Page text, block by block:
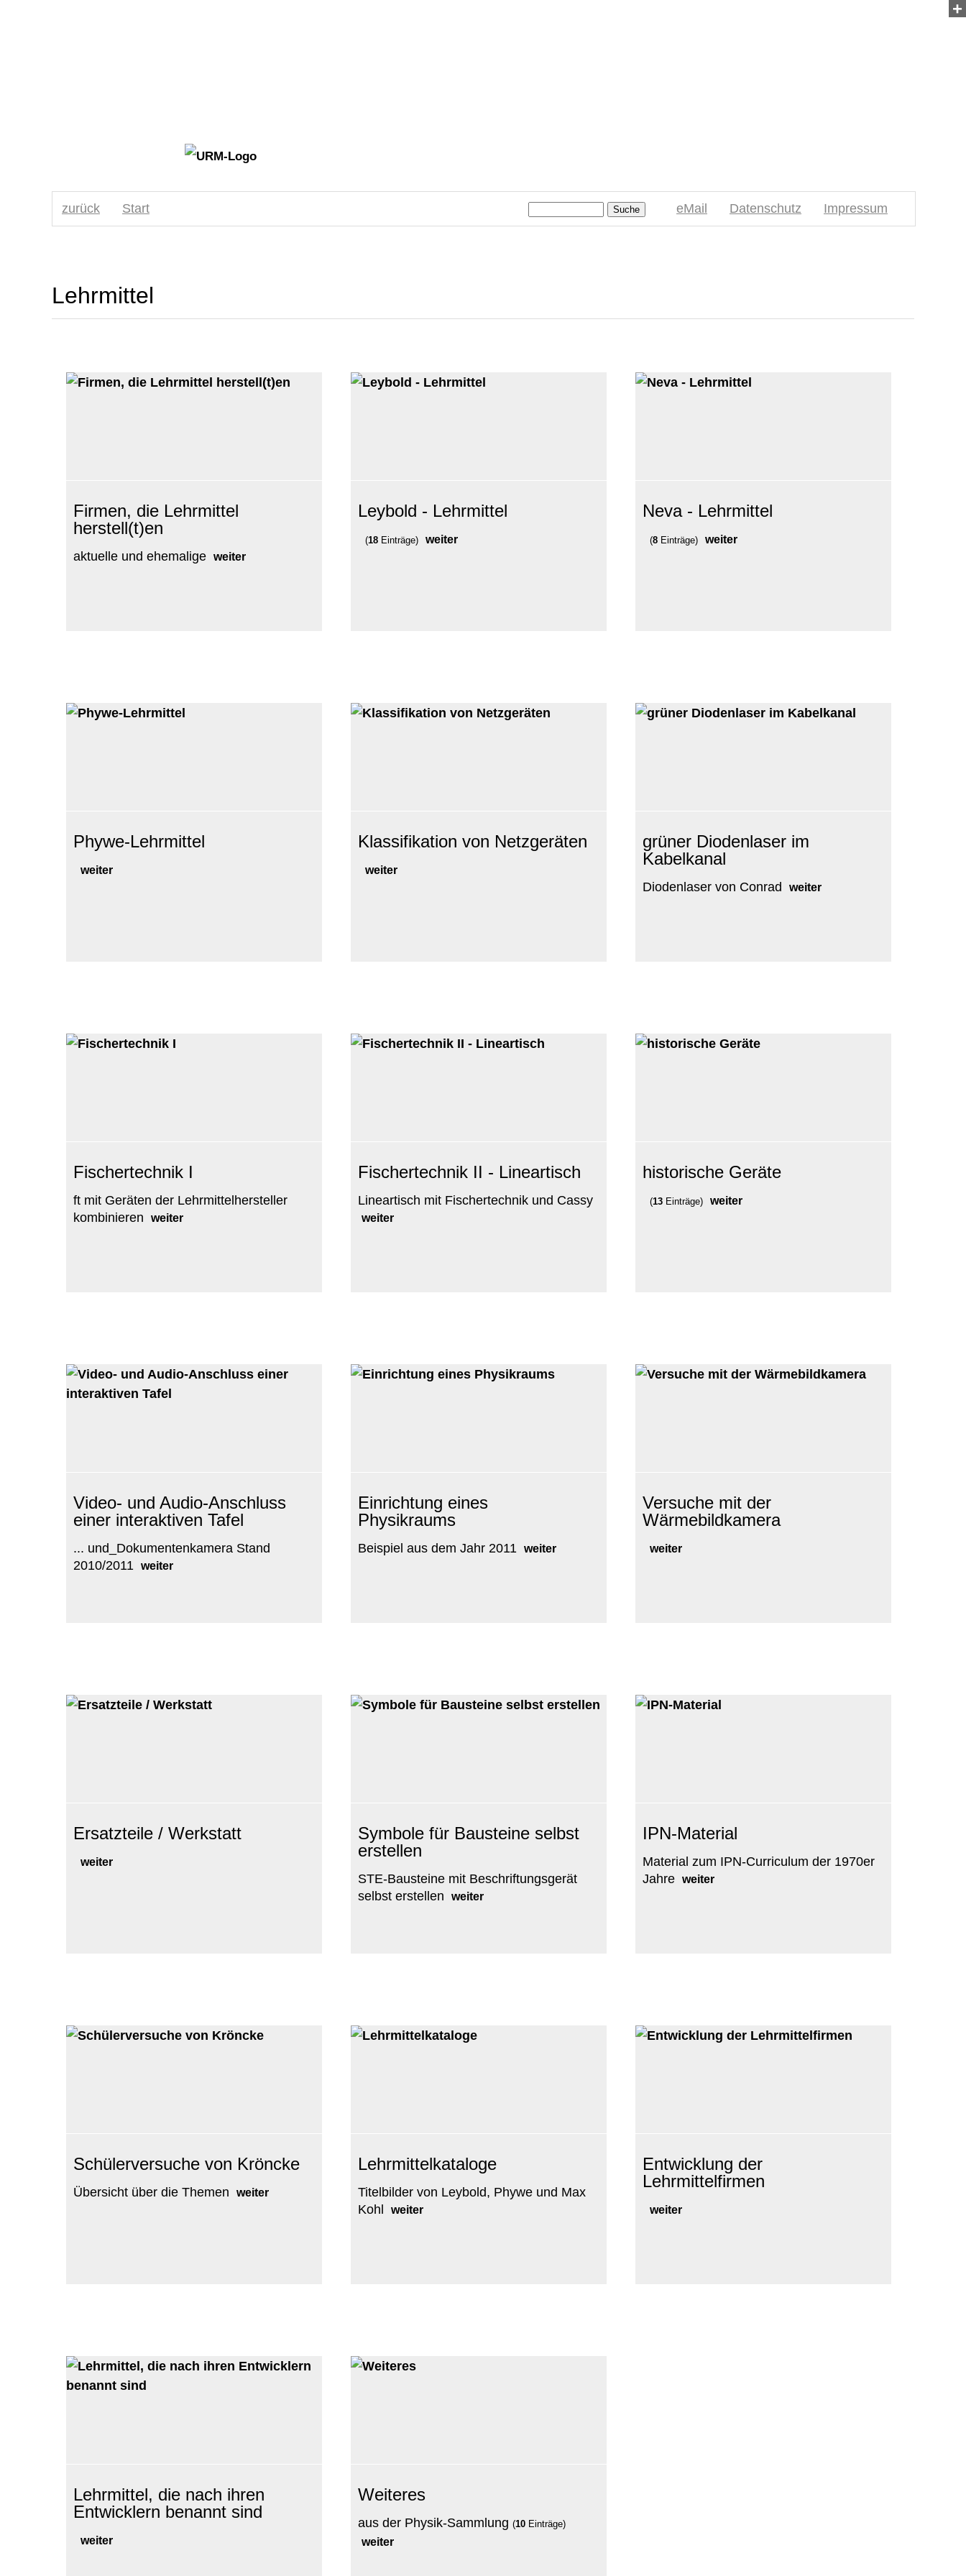
+
eMail Datenschutz Impressum
zurück Start
Lehrmittel
Firmen, die Lehrmittel
herstell(t)en
aktuelle und ehemalige weiter
Leybold - Lehrmittel
(18 Einträge) weiter
Neva - Lehrmittel
(8 Einträge) weiter
Phywe-Lehrmittel
weiter
Klassifikation von Netzgeräten
weiter
grüner Diodenlaser im
Kabelkanal
Diodenlaser von Conrad weiter
Fischertechnik I
ft mit Geräten der Lehrmittelhersteller
kombinieren
weiter
Fischertechnik II - Lineartisch
Lineartisch mit Fischertechnik und Cassy
weiter
historische Geräte
(13 Einträge) weiter
Video- und Audio-Anschluss
einer interaktiven Tafel
... und_Dokumentenkamera Stand
2010/2011
weiter
Einrichtung eines
Physikraums
Beispiel aus dem Jahr 2011 weiter
Versuche mit der
Wärmebildkamera
weiter
Ersatzteile / Werkstatt
weiter
Symbole für Bausteine selbst
erstellen
STE-Bausteine mit Beschriftungsgerät
selbst erstellen
weiter
IPN-Material
Material zum IPN-Curriculum der 1970er
Jahre weiter
Schülerversuche von Kröncke
Übersicht über die Themen weiter
Lehrmittelkataloge
Titelbilder von Leybold, Phywe und Max
Kohl
weiter
Entwicklung der
Lehrmittelfirmen
weiter
Lehrmittel, die nach ihren
Entwicklern benannt sind
weiter
Weiteres
aus der Physik-Sammlung (10 Einträge)
weiter